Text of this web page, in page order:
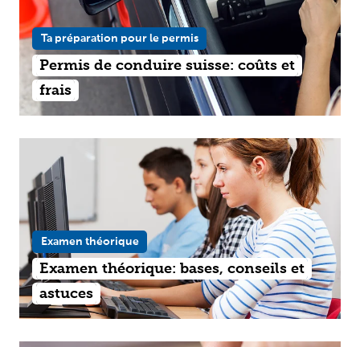
Ta préparation pour le permis
Permis de conduire suisse: coûts et
frais
Examen théorique
Examen théorique: bases, conseils et
astuces